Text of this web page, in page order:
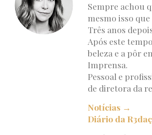
Sempre achou
mesmo isso
Três anos
Após este
beleza e a pôr
Imprensa.
Pessoal e
de diretora da
Notícias →
Diário da